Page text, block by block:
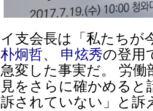
イ支会長は「私たちが
朴炯哲、 申炫秀の登用
急変した事実だ。 労
見をさらに確かめると
訴されていない」と訴